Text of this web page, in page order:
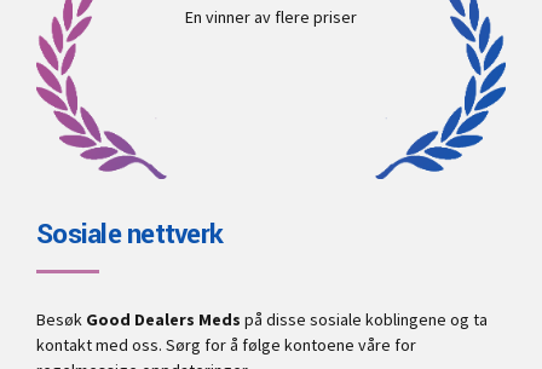
En vinner av flere priser
Sosiale nettverk
Besøk Good Dealers Meds på disse sosiale koblingene og ta
kontakt med oss. Sørg for å følge kontoene våre for